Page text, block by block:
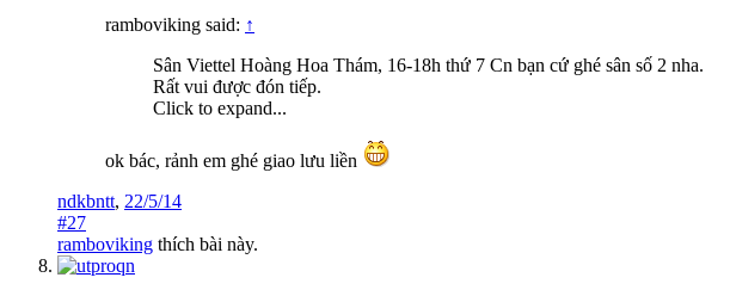
ramboviking said: ↑
Sân Viettel Hoàng Hoa Thám, 16-18h thứ 7 Cn bạn cứ ghé sân số 2 nha.
Rất vui được đón tiếp.
Click to expand...
ok bác, rảnh em ghé giao lưu liền
ndkbntt, 22/5/14
#27
ramboviking thích bài này.